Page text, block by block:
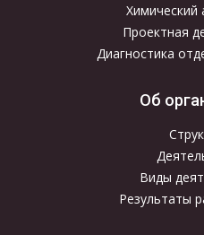
Химический
Проектная
Диагностика
Об
Виды
Результаты